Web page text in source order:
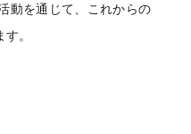
動を通じて、これからの
。